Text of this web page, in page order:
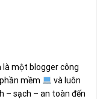
là một blogger công
mềm
và luôn
– sạch – an toàn đến